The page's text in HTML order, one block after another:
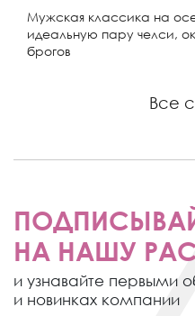
Мужская классика на
идеальную пару челси,
брогов
Все
НА НАШУ
и узнавайте первыми
и новинках компании